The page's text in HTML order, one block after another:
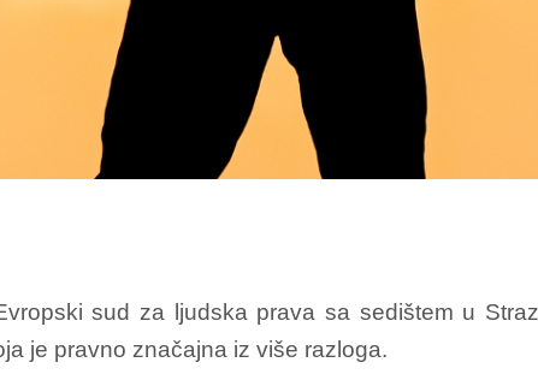
sud za ljudska prava sa sedištem u
je pravno značajna iz više razloga.